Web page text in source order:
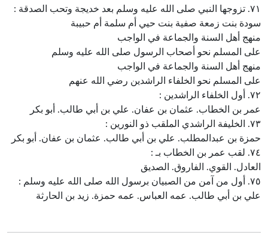
٧١. تزوجها النبي صلى الله عليه وسلم بعد خديجة وتحب الصدقة :
سودة بنت زمعة صفية بنت حيي أم سلمة أم حبيبة
منهج أهل السنة والجماعة في الواجب
على المسلم نحو أصحاب الرسول صلى الله عليه وسلم
منهج أهل السنة والجماعة في الواجب
على المسلم نحو الخلفاء الراشدين رضي الله عنهم
٧٢. أول الخلفاء الراشدين :
عمر بن الخطاب. عثمان بن عفان. علي بن أبي طالب. أبو بكر
٧٣. الخليفة الراشدي الملقب ذو النورين :
حمزة بن عبدالمطلب. علي بن أبي طالب. عثمان بن عفان. أبو بكر
٧٤. لقب عمر بن الخطاب بـ :
العادل. القوي. الفاروق. الصديق
٧٥. أول من آمن من الصبيان برسول الله صلى الله عليه وسلم :
علي بن أبي طالب. عمه العباس. عمه حمزة. زيد بن الحارثة